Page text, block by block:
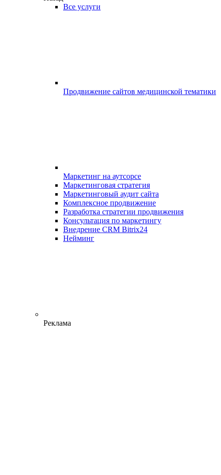
Все услуги
Продвижение сайтов медицинской тематики
Маркетинг на аутсорсе
Маркетинговая стратегия
Маркетинговый аудит сайта
Комплексное продвижение
Разработка стратегии продвижения
Консультация по маркетингу
Внедрение CRM Bitrix24
Нейминг
Реклама